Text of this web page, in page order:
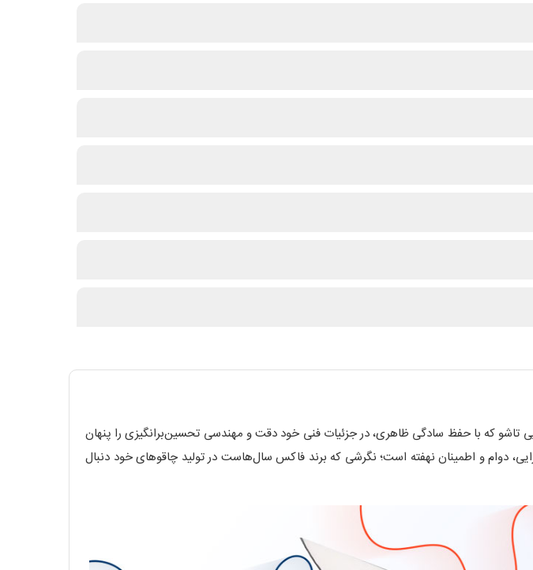
تاشو که با حفظ سادگی ظاهری، در جزئیات فنی خود دقت و مهندسی تحسین‌برانگیزی را پنهان
دوام و اطمینان نهفته است؛ نگرشی که برند فاکس سال‌هاست در تولید چاقوهای خود دنبال